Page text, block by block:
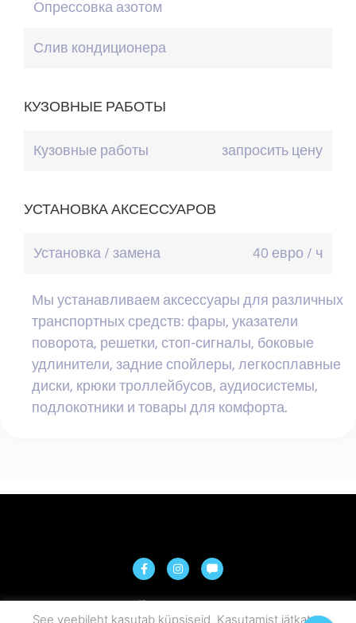
Опрессовка азотом
Слив кондиционера
КУЗОВНЫЕ РАБОТЫ
Кузовные работы запросить цену
УСТАНОВКА АКСЕССУАРОВ
Установка / замена 40 евро / ч
Мы устанавливаем аксессуары для различных
транспортных средств: фары, указатели
поворота, решетки, стоп-сигналы, боковые
удлинители, задние спойлеры, легкосплавные
диски, крюки троллейбусов, аудиосистемы,
подлокотники и товары для комфорта.
See veebileht kasutab küpsiseid. Kasutamist jätkates